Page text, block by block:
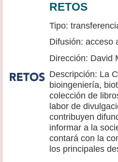
RETOS
Tipo:
Difusión: acceso
Dirección: David
Descripción: La
bioingeniería,
colección de
labor de
contribuyen
informar a la
contará con la
los principales